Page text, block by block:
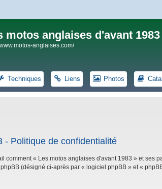
motos anglaises d'avant 1983
anglaises.com/
Techniques Liens Photos
- Politique de confidentialité
comment « Les motos anglaises d'avant 1983 » et
(désigné ci-après par « logiciel phpBB » et «